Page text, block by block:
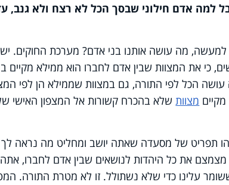
למה אדם חילוני שבסך הכל לא רצח ולא גנב,
מה עושה אותנו בני אדם? מערכת החוקים. יש
כי את המצוות שבין אדם לחברו הוא ממילא מקיים
הכל לפי התורה, גם במצוות שממילא הן לפי
מצוותשלא בהכרח קשורות אל המצפון האישי
תפריט של מסעדה שאתה יושב ומחליט מה נראה לך
את כל היהדות לנושאים שבין אדם לחברו, אתה
עלינו כדי שלא נשתולל. זו לא מטרת התורה.